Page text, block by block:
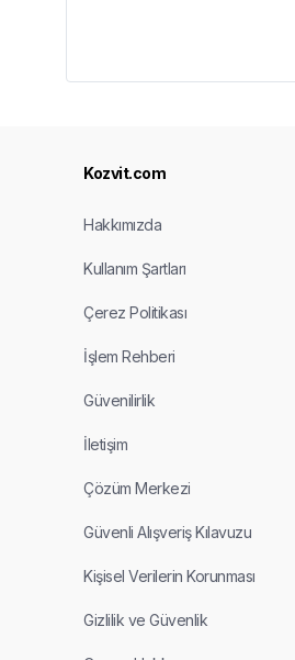
Kozvit.com
Hakkımızda
Kullanım Şartları
Çerez Politikası
İşlem Rehberi
Güvenilirlik
İletişim
Çözüm Merkezi
Güvenli Alışveriş Kılavuzu
Kişisel Verilerin Korunması
Gizlilik ve Güvenlik